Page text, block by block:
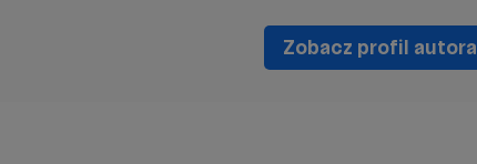
Zobacz profil autora